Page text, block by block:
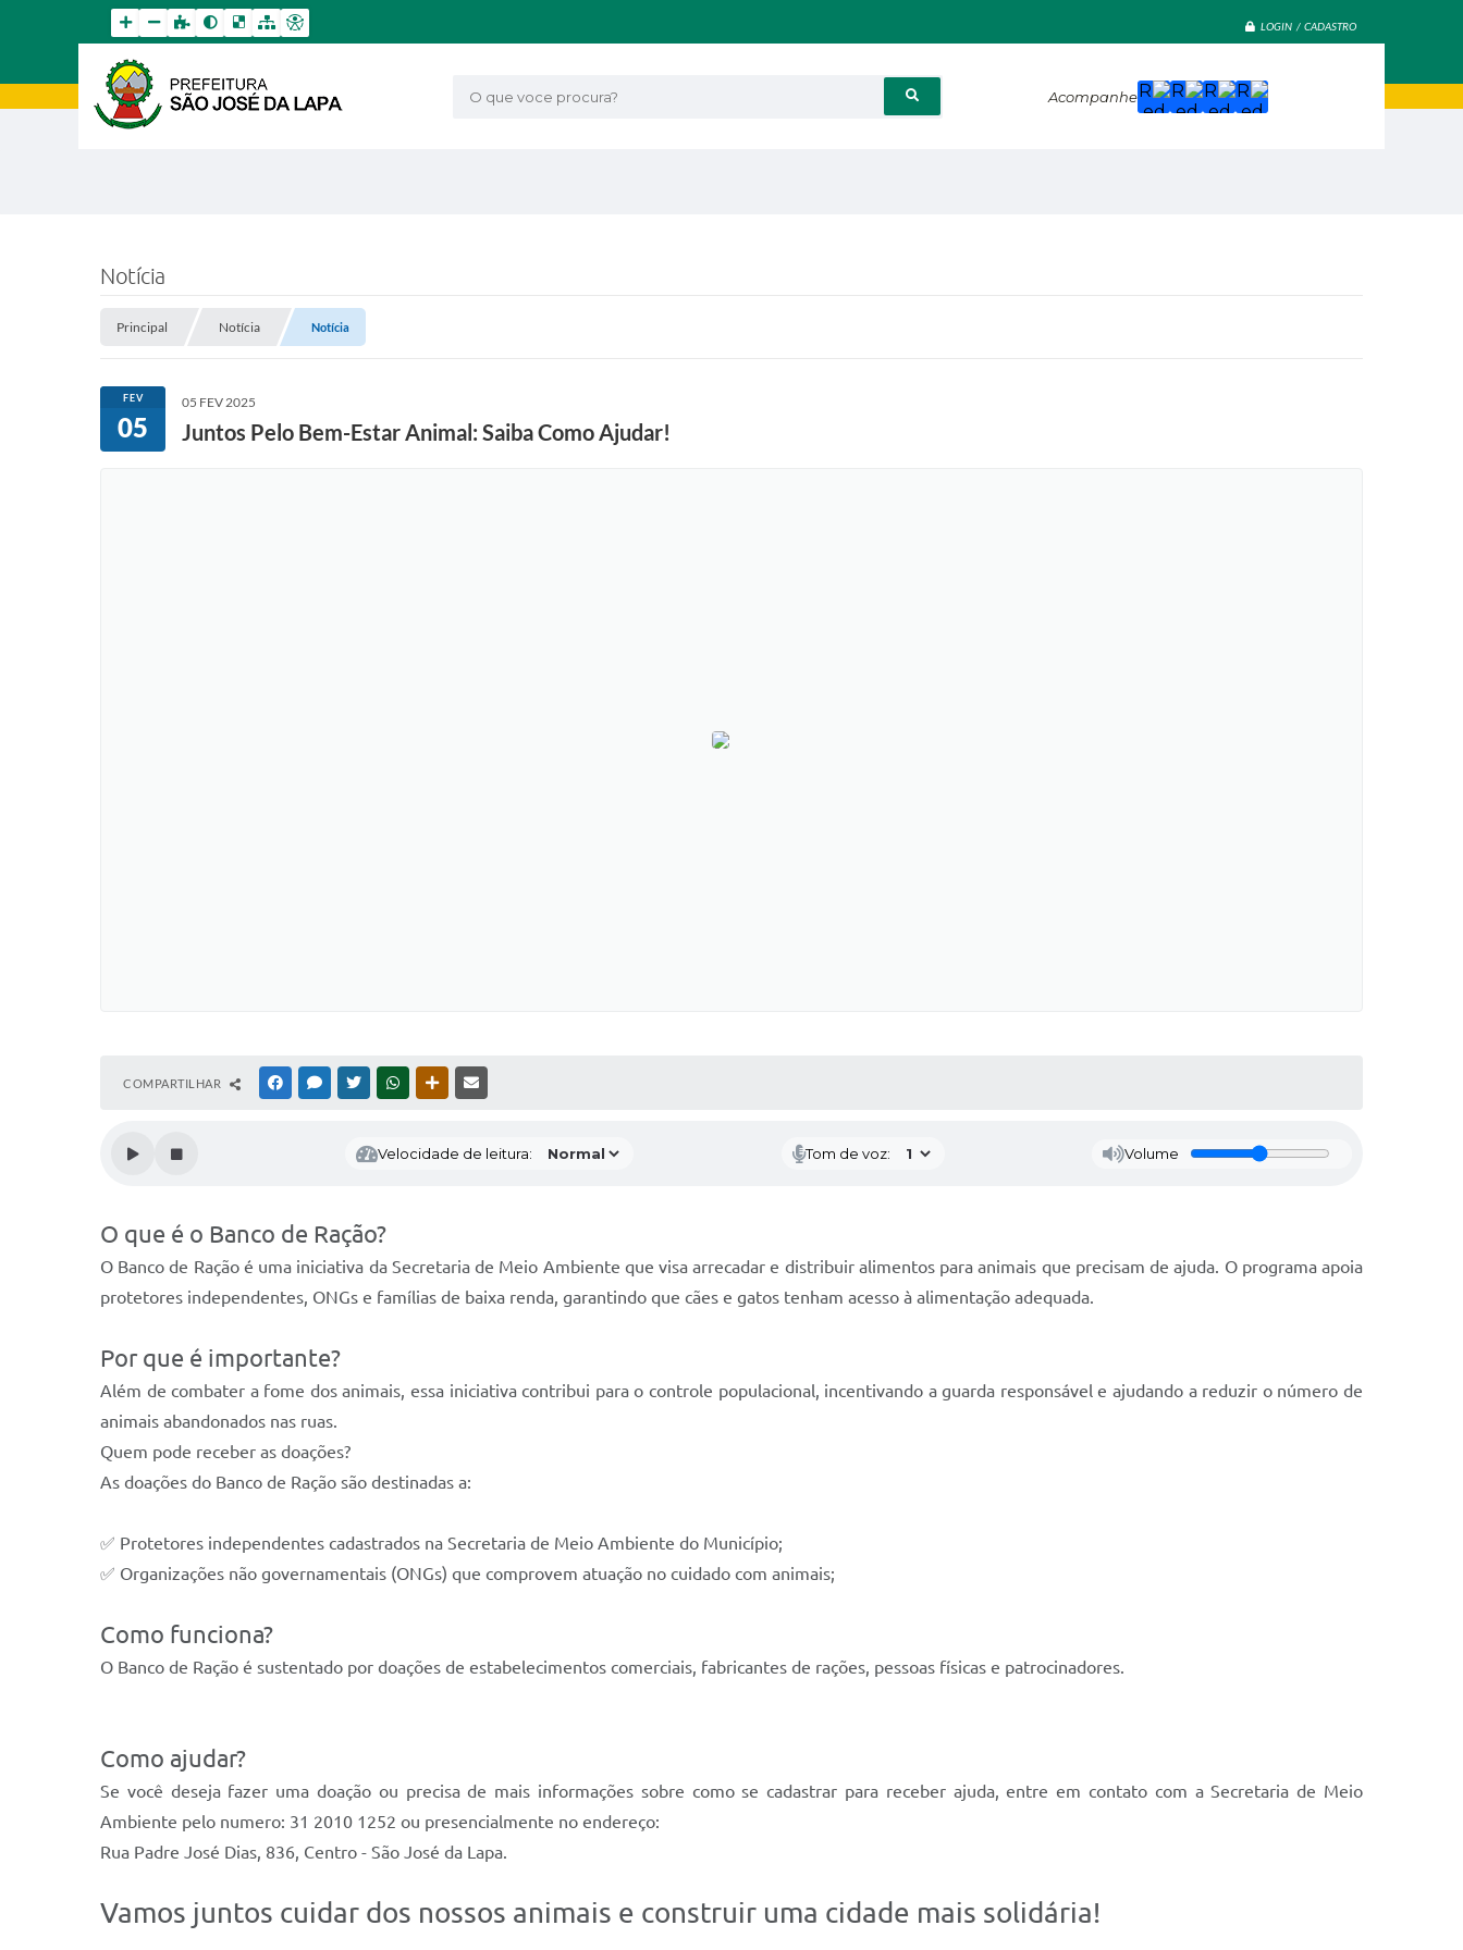
LOGIN / CADASTRO
O que voce procura? Acompanhe
Notícia
Principal Notícia Notícia
FEV
05
05 FEV 2025
Juntos Pelo Bem-Estar Animal: Saiba Como Ajudar!
COMPARTILHAR FACEBOOKMESSENGER
TWITTERWHATSAPPOUTRAS MÍDIAS
Velocidade de leitura: Tom de voz: Volume
O que é o Banco de Ração?
O Banco de Ração é uma iniciativa da Secretaria de Meio Ambiente que visa arrecadar e distribuir alimentos para animais que precisam de ajuda. O programa apoia
protetores independentes, ONGs e famílias de baixa renda, garantindo que cães e gatos tenham acesso à alimentação adequada.
Por que é importante?
Além de combater a fome dos animais, essa iniciativa contribui para o controle populacional, incentivando a guarda responsável e ajudando a reduzir o número de
animais abandonados nas ruas.
Quem pode receber as doações?
As doações do Banco de Ração são destinadas a:
✅ Protetores independentes cadastrados na Secretaria de Meio Ambiente do Município;
✅ Organizações não governamentais (ONGs) que comprovem atuação no cuidado com animais;
Como funciona?
O Banco de Ração é sustentado por doações de estabelecimentos comerciais, fabricantes de rações, pessoas físicas e patrocinadores.
Como ajudar?
Se você deseja fazer uma doação ou precisa de mais informações sobre como se cadastrar para receber ajuda, entre em contato com a Secretaria de Meio
Ambiente pelo numero: 31 2010 1252 ou presencialmente no endereço:
Rua Padre José Dias, 836, Centro - São José da Lapa.
Vamos juntos cuidar dos nossos animais e construir uma cidade mais solidária!